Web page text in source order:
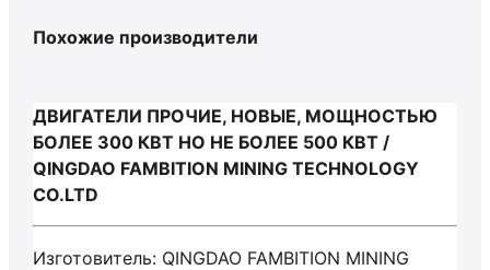
Похожие производители
ДВИГАТЕЛИ ПРОЧИЕ, НОВЫЕ, МОЩНОСТЬЮ
БОЛЕЕ 300 КВТ НО НЕ БОЛЕЕ 500 КВТ /
QINGDAO FAMBITION MINING TECHNOLOGY
CO.LTD
Изготовитель: QINGDAO FAMBITION MINING